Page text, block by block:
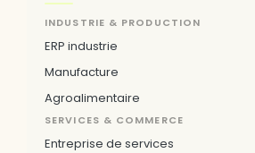
INDUSTRIE & PRODUCTION
ERP industrie
Manufacture
Agroalimentaire
SERVICES & COMMERCE
Entreprise de services